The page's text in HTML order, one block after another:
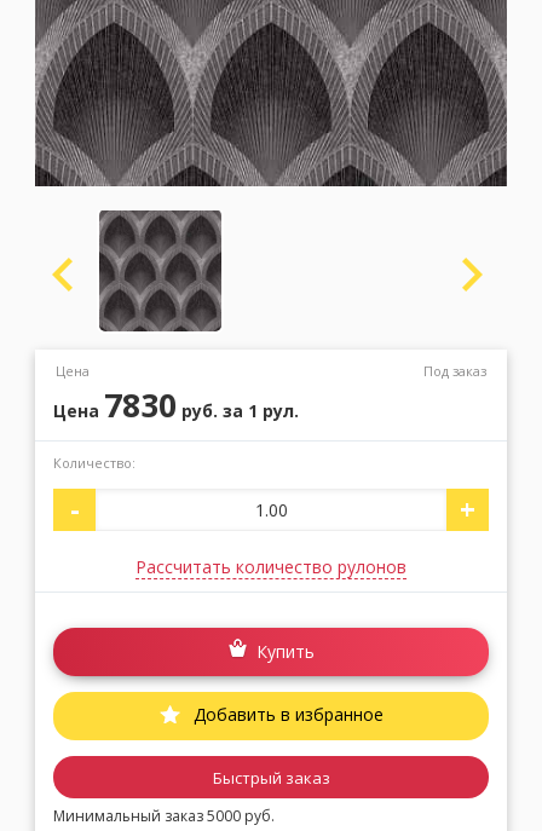
Москва (сменить город)
Заказать обратный звонок
Цена Под заказ
Цена 7830 руб. за 1 рул.
Количество:
- +
Рассчитать количество рулонов
Купить
Добавить в избранное
Быстрый заказ
Минимальный заказ 5000 руб.